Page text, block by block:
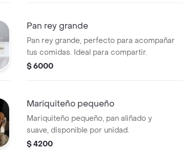
Pan rey grande
Pan rey grande, perfecto para acompañar
tus comidas. Ideal para compartir.
$ 6000
Mariquiteño pequeño
Mariquiteño pequeño, pan aliñado y
suave, disponible por unidad.
$ 4200